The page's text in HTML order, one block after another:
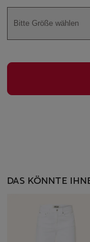
Bitte Größe wählen
DAS KÖNNTE